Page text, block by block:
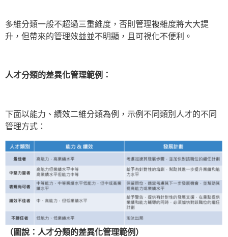
多維分類一般不超過三重維度，否則管理複雜度將大大提
升，但帶來的管理效益並不明顯，且可視化不便利。
人才分類的差異化管理範例：
下面以能力、績效二維分類為例，示例不同類別人才的不同
管理方式：
（圖說：人才分類的差異化管理範例）